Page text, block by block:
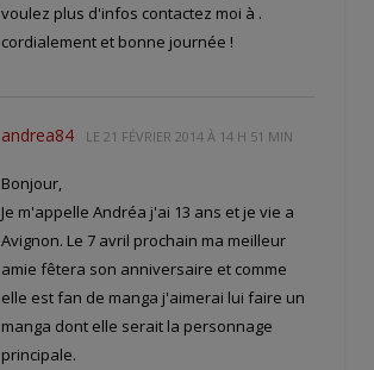
voulez plus d'infos contactez moi à .
cordialement et bonne journée !
andrea84 LE 21 FÉVRIER 2014 À 14 H 51 MIN
Bonjour,
Je m'appelle Andréa j'ai 13 ans et je vie a
Avignon. Le 7 avril prochain ma meilleur
amie fêtera son anniversaire et comme
elle est fan de manga j'aimerai lui faire un
manga dont elle serait la personnage
principale.